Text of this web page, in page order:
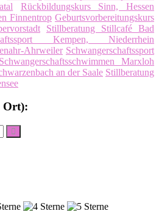
Rückbildungskurs Sinn, Hessen
Finnentrop Geburtsvorbereitungskurs
Stillberatung Stillcafé Bad
Kempen, Niederrhein
Ahrweiler Schwangerschaftssport
Schwangerschaftsschwimmen Marxloh
an der Saale Stillberatung
Ort):
Suchen